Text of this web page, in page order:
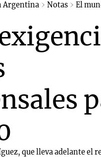
Argentina Notas
El
que lleva adelante el